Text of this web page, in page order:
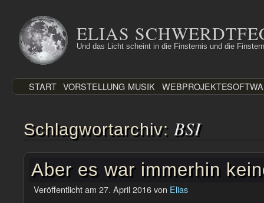
Inhalt
springen
ELIAS
Und das Licht scheint in die Finsternis und die
START VORSTELLUNG MUSIK WEBPROJEKTE
Schlagwortarchiv: BSI
Aber es war immerhin
Veröffentlicht am 27. April 2016von Elias